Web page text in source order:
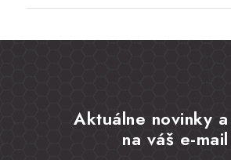
Aktuálne novinky
na váš e-mail